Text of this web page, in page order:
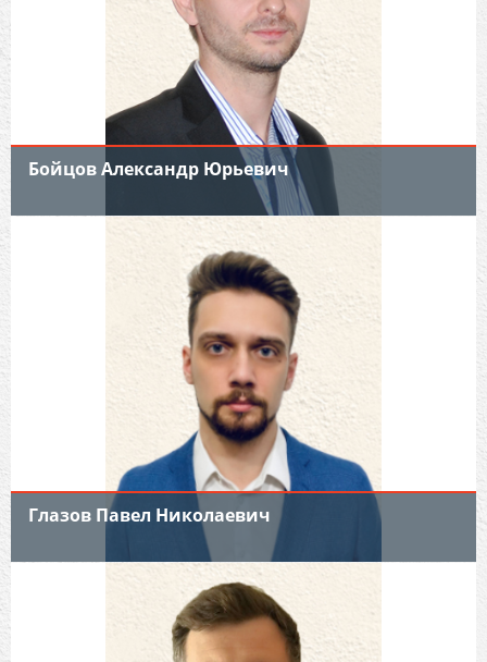
Бойцов Александр Юрьевич
Глазов Павел Николаевич